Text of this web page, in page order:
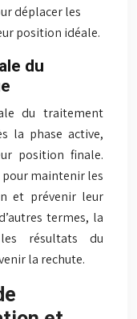
déplacer les
position idéale.
du
du traitement
la phase active,
position finale.
maintenir les
et prévenir leur
termes, la
résultats du
la rechute.